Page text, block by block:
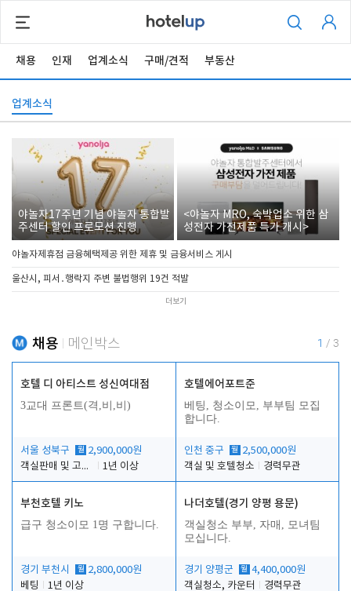
채용 인재 업계소식 구매/견적 부동산
업계소식
야놀자17주년 기념 야놀자 통합발
주센터 할인 프로모션 진행
<야놀자 MRO, 숙박업소 위한 삼
성전자 가전제품 특가 개시>
야놀자제휴점 금융혜택제공 위한 제휴 및 금융서비스 게시
울산시, 피서․행락지 주변 불법행위 19건 적발
더보기
채용 메인박스 1 / 3
호텔 디 아티스트 성신여대점
3교대 프론트(격,비,비)
서울 성북구 월 2,900,000원
객실판매 및 고객응대
1년 이상
호텔에어포트준
베팅, 청소이모, 부부팀 모집
합니다.
인천 중구 월 2,500,000원
객실 및 호텔청소
경력무관
부천호텔 키노
급구 청소이모 1명 구합니다.
경기 부천시 월 2,800,000원
베팅
1년 이상
나더호텔(경기 양평 용문)
객실청소 부부, 자매, 모녀팀
모십니다.
경기 양평군 월 4,400,000원
객실청소, 카운터
경력무관